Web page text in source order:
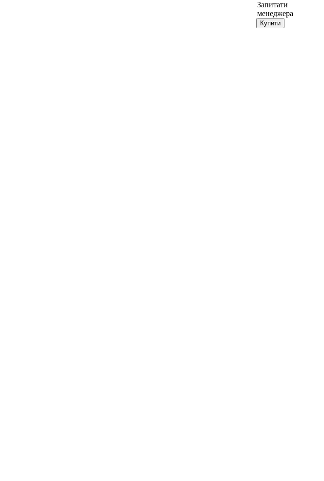
Запитати
менеджера
Купити